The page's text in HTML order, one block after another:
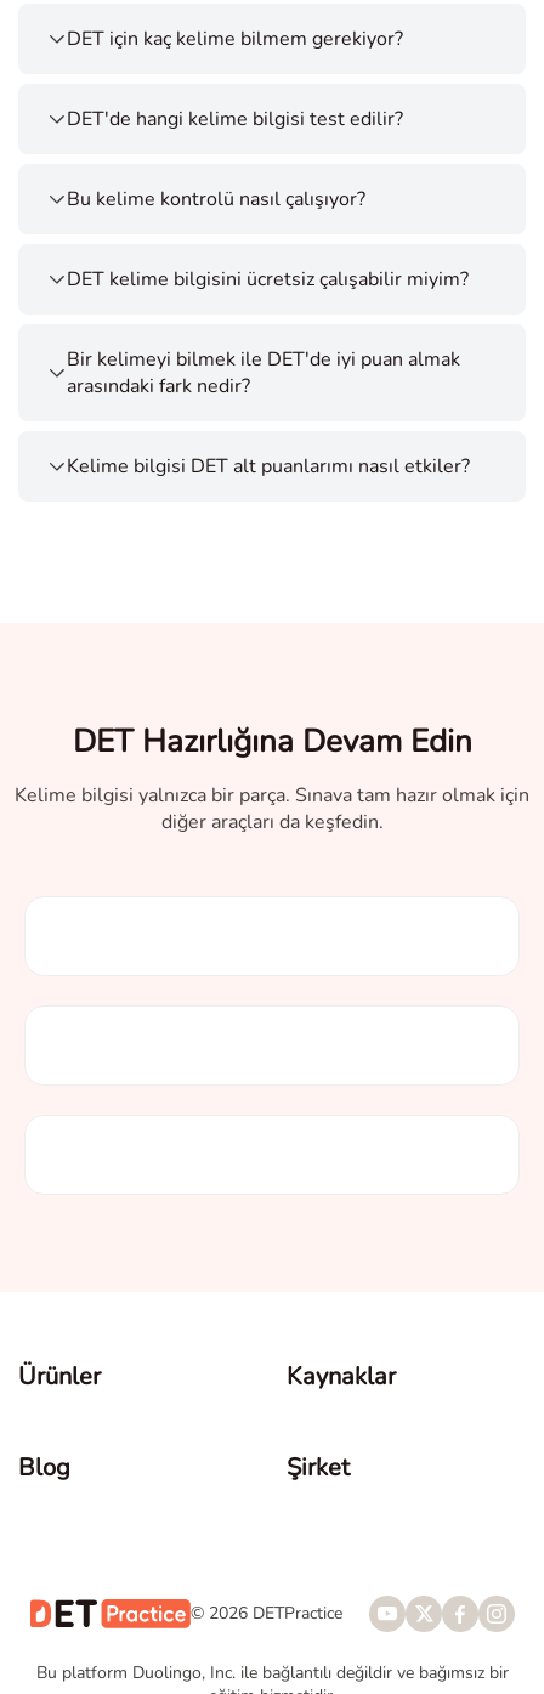
DET için kaç kelime bilmem gerekiyor?
DET'de hangi kelime bilgisi test edilir?
Bu kelime kontrolü nasıl çalışıyor?
DET kelime bilgisini ücretsiz çalışabilir miyim?
Bir kelimeyi bilmek ile DET'de iyi puan almak
arasındaki fark nedir?
Kelime bilgisi DET alt puanlarımı nasıl etkiler?
DET Hazırlığına Devam Edin
Kelime bilgisi yalnızca bir parça. Sınava tam hazır olmak için
diğer araçları da keşfedin.
Ürünler Kaynaklar
Blog Şirket
© 2026 DETPractice
Bu platform Duolingo, Inc. ile bağlantılı değildir ve bağımsız bir